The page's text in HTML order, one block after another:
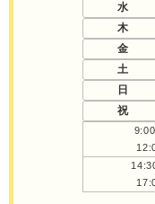
水
木
金
土
日
祝